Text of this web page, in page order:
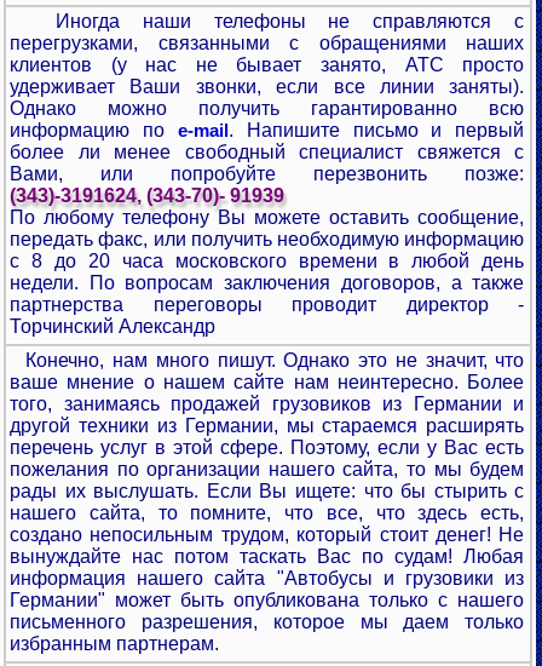
Иногда наши телефоны не справляются с
перегрузками, связанными с обращениями наших
клиентов (у нас не бывает занято, АТС просто
удерживает Ваши звонки, если все линии заняты).
Однако можно получить гарантированно всю
информацию по e-mail . Напишите письмо и первый
более ли менее свободный специалист свяжется с
Вами, или попробуйте перезвонить позже:
(343)-3191624, (343-70)- 91939
По любому телефону Вы можете оставить сообщение,
передать факс, или получить необходимую информацию
с 8 до 20 часа московского времени в любой день
недели. По вопросам заключения договоров, а также
партнерства переговоры проводит директор -
Торчинский Александр
Конечно, нам много пишут. Однако это не значит, что
ваше мнение о нашем сайте нам неинтересно. Более
того, занимаясь продажей грузовиков из Германии и
другой техники из Германии, мы стараемся расширять
перечень услуг в этой сфере. Поэтому, если у Вас есть
пожелания по организации нашего сайта, то мы будем
рады их выслушать. Если Вы ищете: что бы стырить с
нашего сайта, то помните, что все, что здесь есть,
создано непосильным трудом, который стоит денег! Не
вынуждайте нас потом таскать Вас по судам! Любая
информация нашего сайта "Автобусы и грузовики из
Германии" может быть опубликована только с нашего
письменного разрешения, которое мы даем только
избранным партнерам.